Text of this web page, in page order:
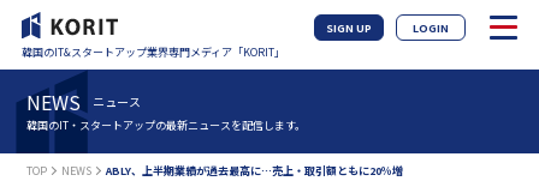
韓国のIT&スタートアップ業界専門メディア「KORIT」
SIGN UP LOGIN
NEWS ニュース
韓国のIT・スタートアップの最新ニュースを配信します。
TOP NEWS ABLY、上半期業績が過去最高に…売上・取引額ともに20％増